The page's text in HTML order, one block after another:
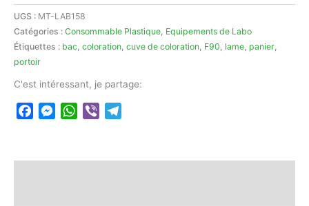
Bac
de
coloration
UGS : MT-LAB158
Catégories : Consommable Plastique Equipements de Labo
Étiquettes : bac coloration cuve de coloration F90 lame panier
portoir
C'est intéressant, je partage:
FacebookMessenger
WhatsApp
Viber